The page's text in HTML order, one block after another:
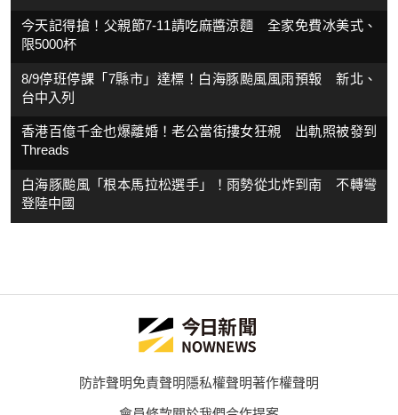
今天記得搶！父親節7-11請吃麻醬涼麵 全家免費冰美式、
限5000杯
8/9停班停課「7縣市」達標！白海豚颱風風雨預報 新北、
台中入列
香港百億千金也爆離婚！老公當街摟女狂親 出軌照被發到
Threads
白海豚颱風「根本馬拉松選手」！雨勢從北炸到南 不轉彎
登陸中國
防詐聲明免責聲明隱私權聲明著作權聲明